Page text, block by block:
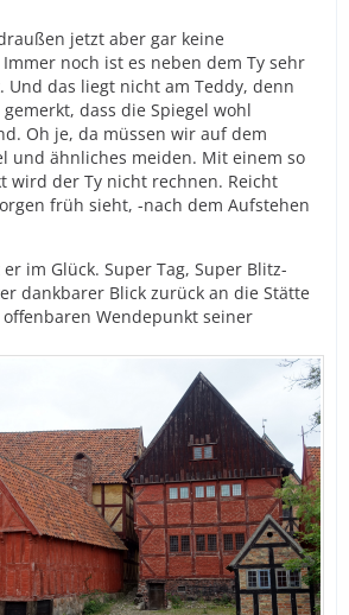
jetzt aber gar keine
noch ist es neben dem Ty sehr
Und das liegt nicht am Teddy, denn
dass die Spiegel wohl
Oh je, da müssen wir auf dem
und ähnliches meiden. Mit einem so
wird der Ty nicht rechnen. Reicht
früh sieht, -nach dem Aufstehen
im Glück. Super Tag, Super Blitz-
dankbarer Blick zurück an die Stätte
Wendepunkt seiner